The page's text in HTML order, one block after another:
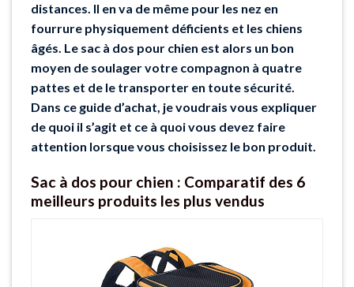
distances. Il en va de même pour les nez en
fourrure physiquement déficients et les chiens
âgés. Le sac à dos pour chien est alors un bon
moyen de soulager votre compagnon à quatre
pattes et de le transporter en toute sécurité.
Dans ce guide d’achat, je voudrais vous expliquer
de quoi il s’agit et ce à quoi vous devez faire
attention lorsque vous choisissez le bon produit.
Sac à dos pour chien : Comparatif des 6
meilleurs produits les plus vendus